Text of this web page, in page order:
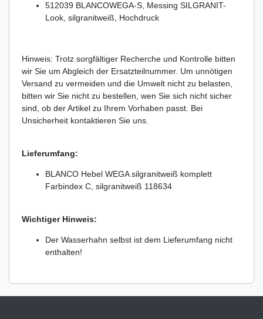
512039 BLANCOWEGA-S, Messing SILGRANIT-
Look, silgranitweiß, Hochdruck
Hinweis: Trotz sorgfältiger Recherche und Kontrolle bitten
wir Sie um Abgleich der Ersatzteilnummer. Um unnötigen
Versand zu vermeiden und die Umwelt nicht zu belasten,
bitten wir Sie nicht zu bestellen, wen Sie sich nicht sicher
sind, ob der Artikel zu Ihrem Vorhaben passt. Bei
Unsicherheit kontaktieren Sie uns.
Lieferumfang:
BLANCO Hebel WEGA silgranitweiß komplett
Farbindex C, silgranitweiß 118634
Wichtiger Hinweis:
Der Wasserhahn selbst ist dem Lieferumfang nicht
enthalten!